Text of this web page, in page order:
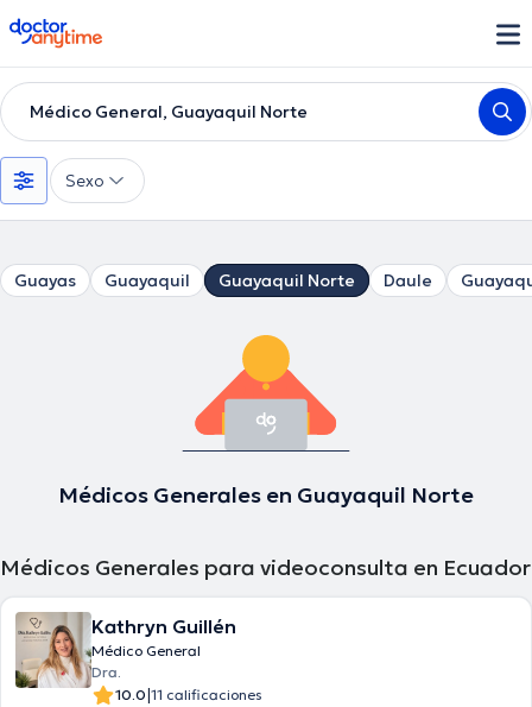
doctoranytime
Médico General, Guayaquil Norte
Sexo
Guayas Guayaquil Guayaquil Norte Daule
Médicos Generales en Guayaquil Norte
Médicos Generales para videoconsulta en Ecuador
Kathryn Guillén
Médico General
Dra.
10.0|11 calificaciones